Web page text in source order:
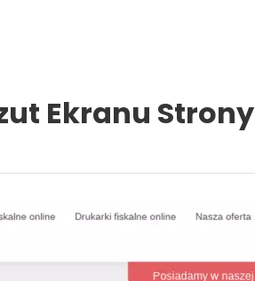
Ekranu Strony